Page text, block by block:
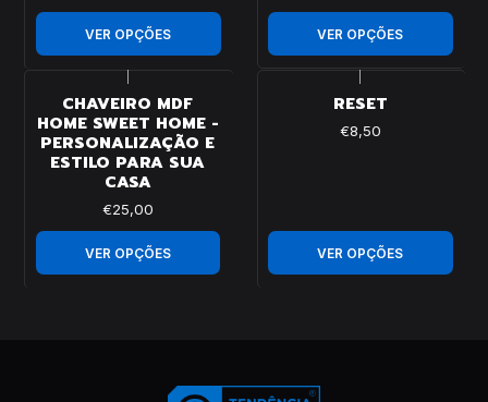
VER OPÇÕES VER OPÇÕES
CHAVEIRO MDF
HOME SWEET HOME -
PERSONALIZAÇÃO E
ESTILO PARA SUA
CASA
€25,00
VER OPÇÕES
RESET
€8,50
VER OPÇÕES